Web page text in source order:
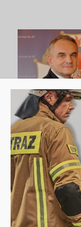
OSP –
3 lutego 2026
O tym, jak żyć i
odporności
2050” i
zagrożenia.